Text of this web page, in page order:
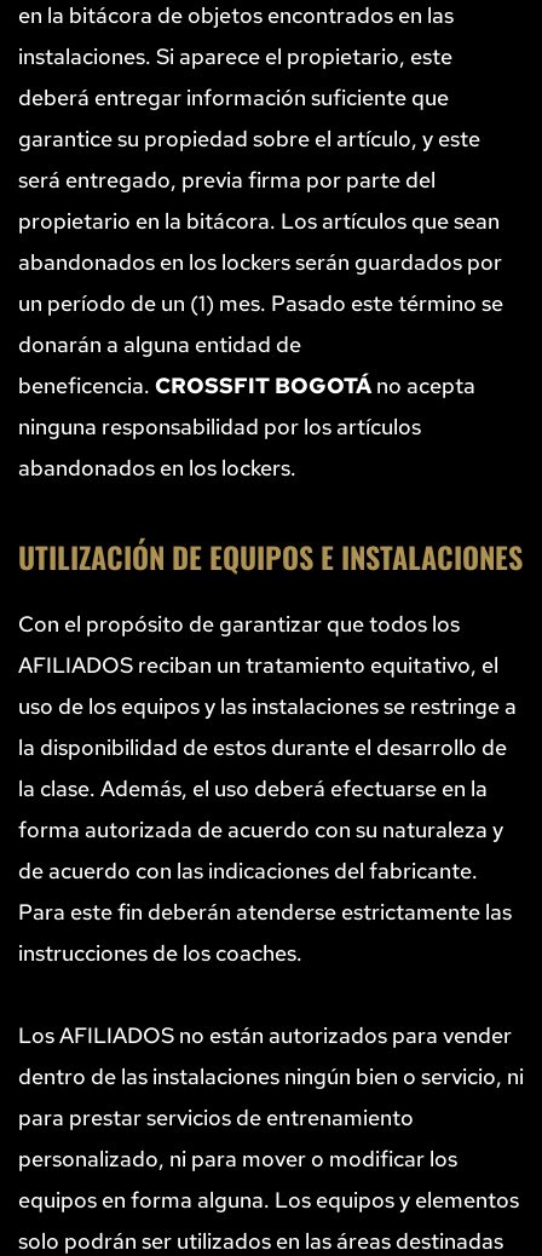
en la bitácora de objetos encontrados en las
instalaciones. Si aparece el propietario, este
deberá entregar información suficiente que
garantice su propiedad sobre el artículo, y este
será entregado, previa firma por parte del
propietario en la bitácora. Los artículos que sean
abandonados en los lockers serán guardados por
un período de un (1) mes. Pasado este término se
donarán a alguna entidad de
beneficencia. CROSSFIT BOGOTÁ no acepta
ninguna responsabilidad por los artículos
abandonados en los lockers.
UTILIZACIÓN DE EQUIPOS E INSTALACIONES
Con el propósito de garantizar que todos los
AFILIADOS reciban un tratamiento equitativo, el
uso de los equipos y las instalaciones se restringe a
la disponibilidad de estos durante el desarrollo de
la clase. Además, el uso deberá efectuarse en la
forma autorizada de acuerdo con su naturaleza y
de acuerdo con las indicaciones del fabricante.
Para este fin deberán atenderse estrictamente las
instrucciones de los coaches.
Los AFILIADOS no están autorizados para vender
dentro de las instalaciones ningún bien o servicio, ni
para prestar servicios de entrenamiento
personalizado, ni para mover o modificar los
equipos en forma alguna. Los equipos y elementos
solo podrán ser utilizados en las áreas destinadas